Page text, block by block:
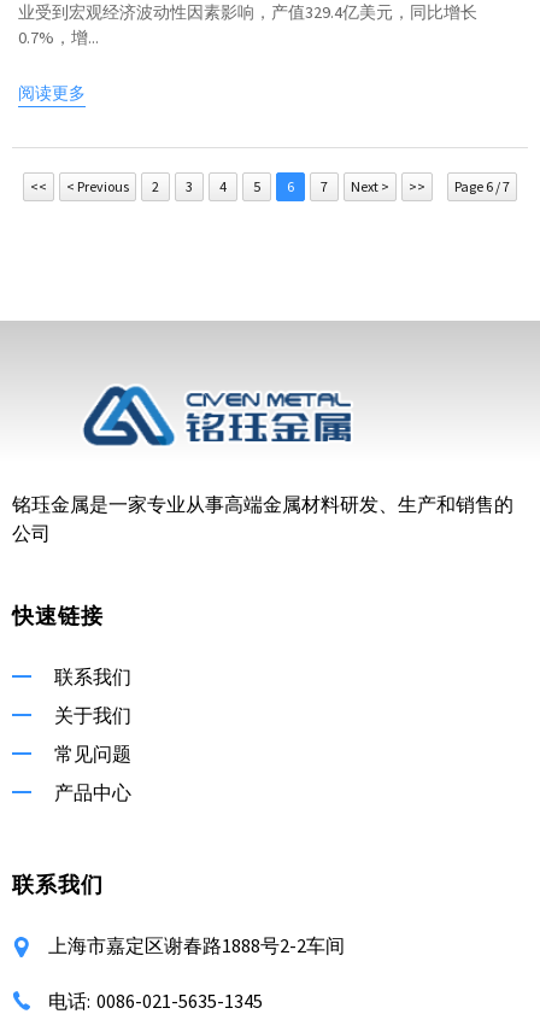
业受到宏观经济波动性因素影响，产值329.4亿美元，同比增长
0.7%，增...
阅读更多
<< < Previous 2 3 4 5 6 7 Next > >> Page 6 / 7
铭珏金属是一家专业从事高端金属材料研发、生产和销售的
公司
快速链接
联系我们
关于我们
常见问题
产品中心
联系我们
上海市嘉定区谢春路1888号2-2车间
电话: 0086-021-5635-1345